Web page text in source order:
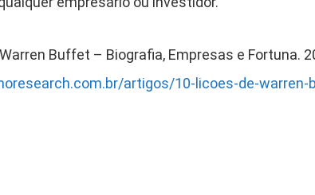
Buffet – Biografia, Empresas e Fortuna.
artigos/10-licoes-de-